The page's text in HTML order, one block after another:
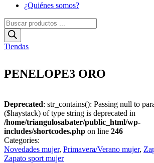
¿Quiénes somos?
Búsqueda
de
productos
Tiendas
PENELOPE3 ORO
Deprecated: str_contains(): Passing null to
($haystack) of type string is deprecated in
/home/triangulosabater/public_html/wp-
includes/shortcodes.php on line 246
Categories:
Novedades mujer, Primavera/Verano mujer,
Zapato sport mujer